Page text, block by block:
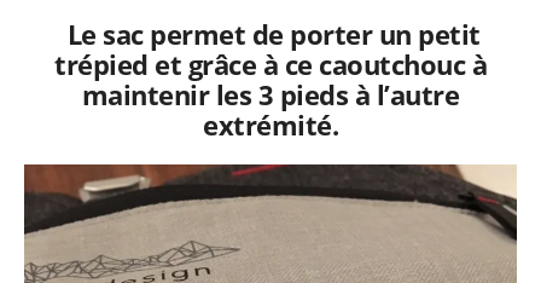
Le sac permet de porter un petit
trépied et grâce à ce caoutchouc à
maintenir les 3 pieds à l’autre
extrémité.